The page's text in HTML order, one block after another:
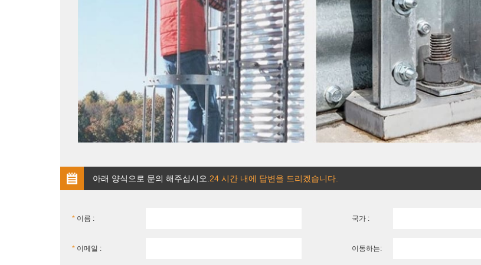
아래 양식으로 문의 해주십시오. 24 시간 내에 답변을 드리겠습니다.
* 이름 : 국가 :
* 이메일 : 이동하는: